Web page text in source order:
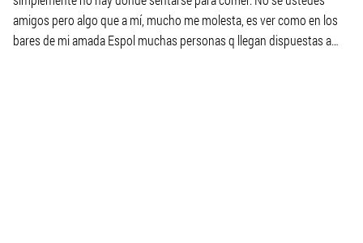
amigos pero algo que a mí, mucho me molesta, es ver como en los
bares de mi amada Espol muchas personas q llegan dispuestas a